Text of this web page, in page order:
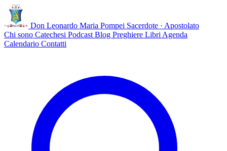
Don Leonardo Maria Pompei Sacerdote · Apostolato
Chi sono Catechesi Podcast Blog Preghiere Libri Agenda
Calendario Contatti